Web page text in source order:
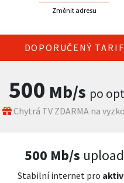
Změnit adresu
DOPORUČENÝ TARIF
500 Mb/s po
Chytrá TV ZDARMA na
500 Mb/s upload
Stabilní internet pro